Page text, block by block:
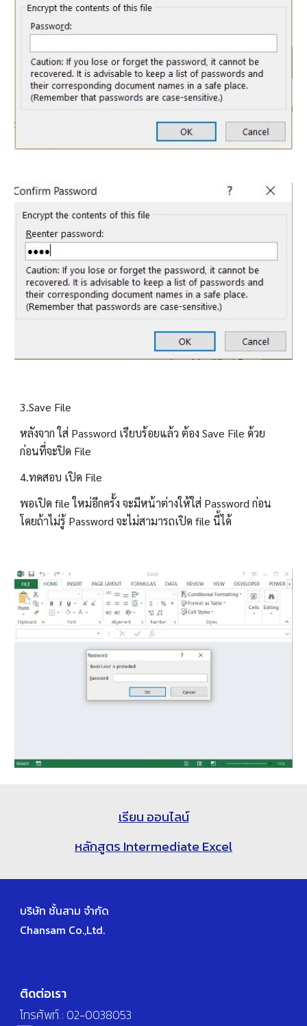
3.Save File
หลังจาก ใส่ Password เรียบร้อยแล้ว ต้อง Save File ด้วย
ก่อนที่จะปิด File
4.ทดสอบ เปิด File
พอเปิด file ใหม่อีกครั้ง จะมีหน้าต่างให้ใส่ Password ก่อน
โดยถ้าไม่รู้ Password จะไม่สามารถเปิด file นี้ได้
เรียน ออนไลน์
หลักสูตร Intermediate Excel
บริษัท ชั้นสาม จำกัด
Chansam Co.,Ltd.
ติดต่อเรา
โทรศัพท์ : 02-0038053